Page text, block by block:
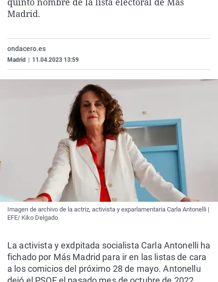
La rosa de los vientos
Como el perro y el
Caso
Equipo de
Extremadura
La Rioja
Virales
Elecciones
Madrid.
ondacero.es
Madrid 11.04.2023 13:59
Imagen de archivo de la actriz, activista y exparlamentaria Carla Antonelli |
EFE/ Kiko Delgado
La activista y exdpitada socialista Carla Antonelli ha
fichado por Más Madrid para ir en las listas de cara
a los comicios del próximo 28 de mayo. Antonellu